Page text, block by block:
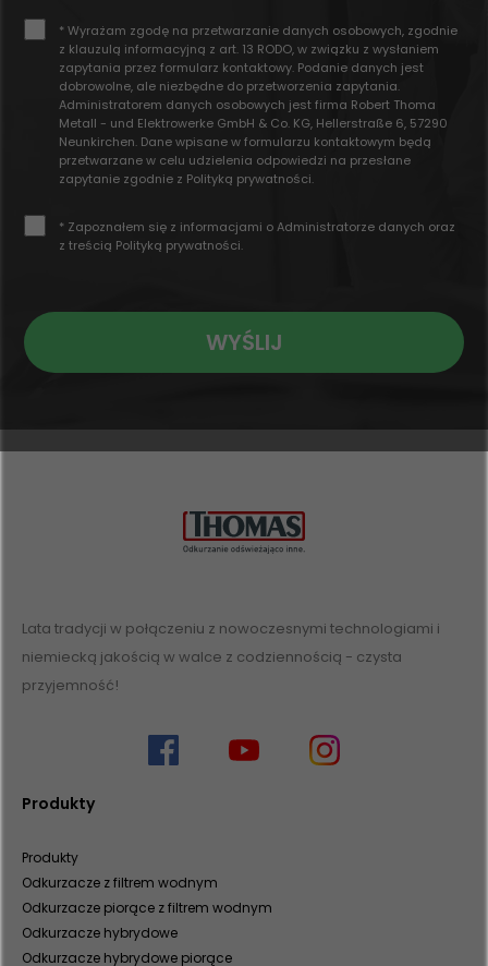
* Wyrażam zgodę na przetwarzanie danych osobowych, zgodnie
z klauzulą informacyjną z art. 13 RODO, w związku z wysłaniem
zapytania przez formularz kontaktowy. Podanie danych jest
dobrowolne, ale niezbędne do przetworzenia zapytania.
Administratorem danych osobowych jest firma Robert Thoma
Metall - und Elektrowerke GmbH & Co. KG, Hellerstraße 6, 57290
Neunkirchen. Dane wpisane w formularzu kontaktowym będą
przetwarzane w celu udzielenia odpowiedzi na przesłane
zapytanie zgodnie z Polityką prywatności.
* Zapoznałem się z informacjami o Administratorze danych oraz
z treścią Polityką prywatności.
WYŚLIJ
Lata tradycji w połączeniu z nowoczesnymi technologiami i
niemiecką jakością w walce z codziennością - czysta
przyjemność!
Produkty
Produkty
Odkurzacze z filtrem wodnym
Odkurzacze piorące z filtrem wodnym
Odkurzacze hybrydowe
Odkurzacze hybrydowe piorące